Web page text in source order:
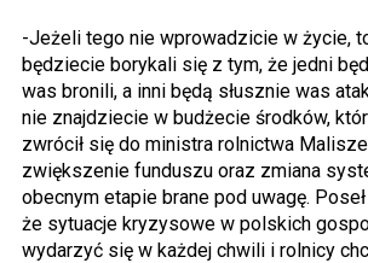
-Jeżeli tego nie wprowadzicie w życie,
będziecie borykali się z tym, że jedni
was bronili, a inni będą słusznie was
nie znajdziecie w budżecie środków,
zwrócił się do ministra rolnictwa
zwiększenie funduszu oraz zmiana
obecnym etapie brane pod uwagę.
że sytuacje kryzysowe w polskich
wydarzyć się w każdej chwili i rolnicy